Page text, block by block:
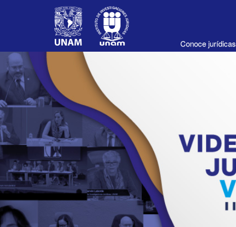
Conoce jurídicas